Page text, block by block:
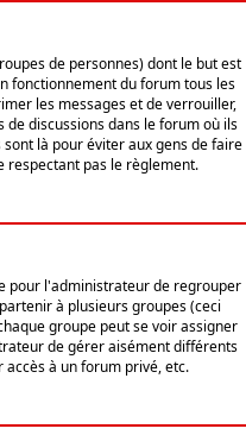
de personnes) dont le but est
fonctionnement du forum tous les
les messages et de verrouiller,
discussions dans le forum où ils
là pour éviter aux gens de faire
respectant pas le règlement.
pour l'administrateur de regrouper
à plusieurs groupes (ceci
groupe peut se voir assigner
de gérer aisément différents
à un forum privé, etc.